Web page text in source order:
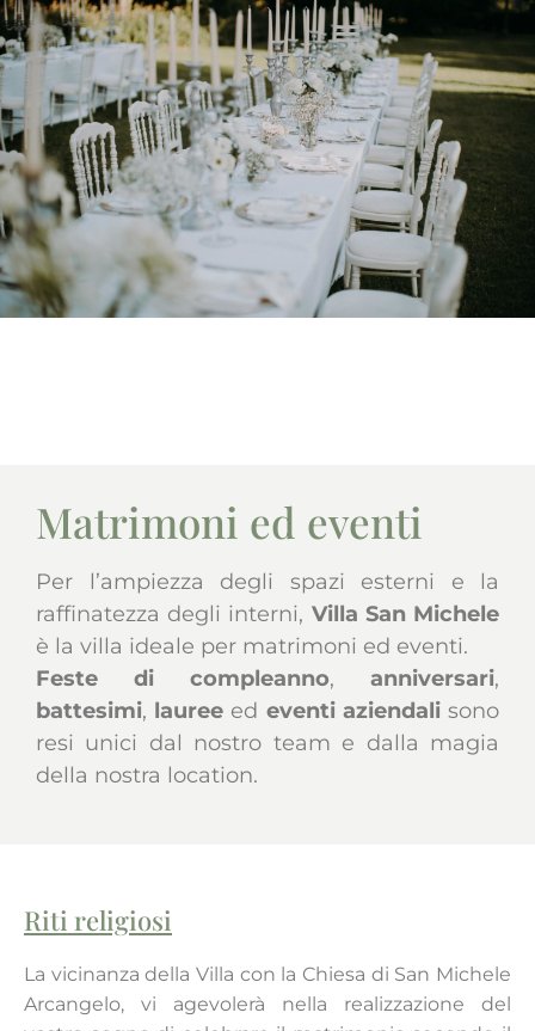
Matrimoni ed eventi
Per l’ampiezza degli spazi esterni e la
raffinatezza degli interni, Villa San Michele
è la villa ideale per matrimoni ed eventi.
Feste di compleanno, anniversari,
battesimi, lauree ed eventi aziendalisono
resi unici dal nostro team e dalla magia
della nostra location.
Riti religiosi​
La vicinanza della Villa con la Chiesa di San Michele
Arcangelo, vi agevolerà nella realizzazione del